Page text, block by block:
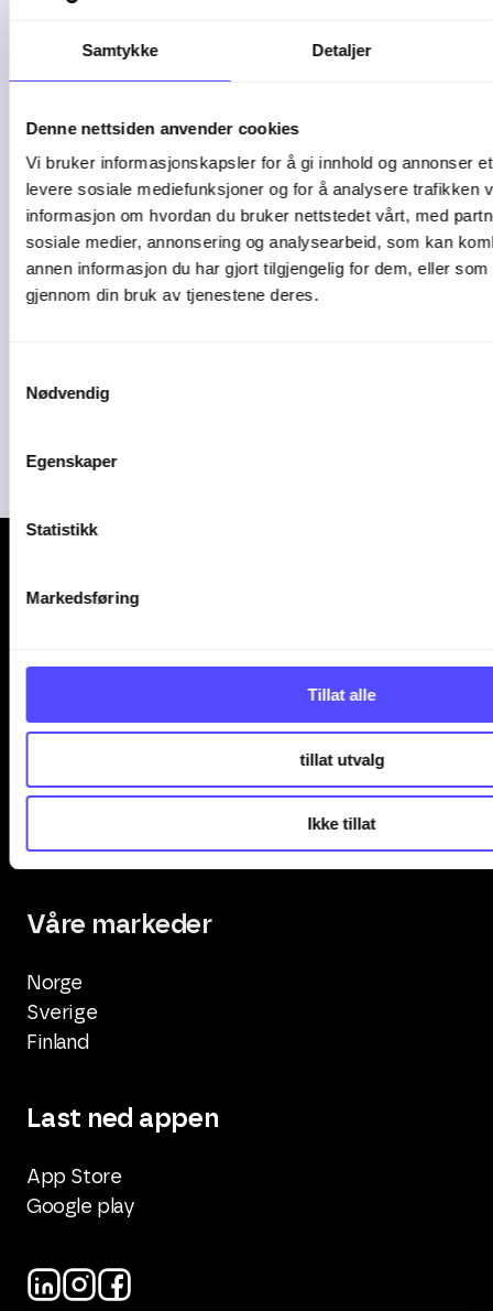
Samtykke Detaljer
Denne nettsiden anvender cookies
Vi bruker informasjonskapsler for å gi innhold og annonser
levere sosiale mediefunksjoner og for å analysere trafikken
informasjon om hvordan du bruker nettstedet vårt, med
sosiale medier, annonsering og analysearbeid, som kan
annen informasjon du har gjort tilgjengelig for dem, eller
gjennom din bruk av tjenestene deres.
Nødvendig
Egenskaper
Statistikk
Markedsføring
Tillat alle
tillat utvalg
Ikke tillat
Utvikler av ECIT Autogear AS
Amendo Group AS
+47 247 00 000
office.support@finago.no
salg@finago.no
Våre markeder
Norge
Sverige
Finland
Last ned appen
App Store
Google play